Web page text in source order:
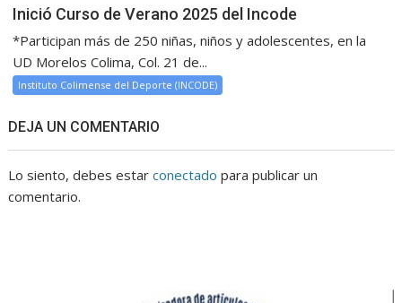
Inició Curso de Verano 2025 del Incode
*Participan más de 250 niñas, niños y adolescentes, en la
UD Morelos Colima, Col. 21 de...
Instituto Colimense del Deporte (INCODE)
DEJA UN COMENTARIO
Lo siento, debes estarconectado para publicar un
comentario.